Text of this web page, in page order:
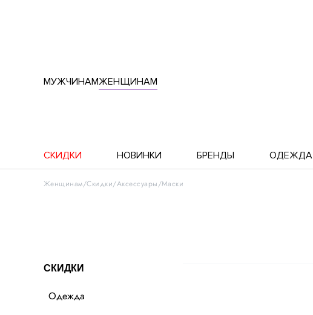
МУЖЧИНАМЖЕНЩИНАМ
СКИДКИ НОВИНКИ БРЕНДЫ ОДЕЖДА
Женщинам Скидки Аксессуары Маски
СКИДКИ
Одежда